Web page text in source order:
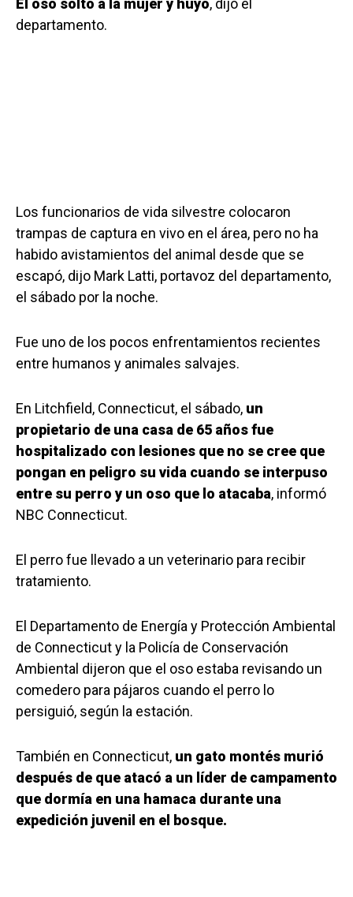
El oso soltó a la mujer y huyó, dijo el
departamento.
Los funcionarios de vida silvestre colocaron
trampas de captura en vivo en el área, pero no ha
habido avistamientos del animal desde que se
escapó, dijo Mark Latti, portavoz del departamento,
el sábado por la noche.
Fue uno de los pocos enfrentamientos recientes
entre humanos y animales salvajes.
En Litchfield, Connecticut, el sábado, un
propietario de una casa de 65 años fue
hospitalizado con lesiones que no se cree que
pongan en peligro su vida cuando se interpuso
entre su perro y un oso que lo atacaba, informó
NBC Connecticut.
El perro fue llevado a un veterinario para recibir
tratamiento.
El Departamento de Energía y Protección Ambiental
de Connecticut y la Policía de Conservación
Ambiental dijeron que el oso estaba revisando un
comedero para pájaros cuando el perro lo
persiguió, según la estación.
También en Connecticut, un gato montés murió
después de que atacó a un líder de campamento
que dormía en una hamaca durante una
expedición juvenil en el bosque.